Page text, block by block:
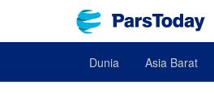
Dunia Asia Barat